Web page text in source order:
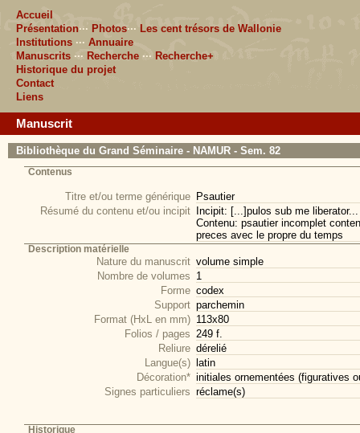
Accueil
Présentation··· Photos··· Les cent trésors de Wallonie
Institutions ··· Annuaire
Manuscrits ··· Recherche ··· Recherche+
Historique du projet
Contact
Liens
Manuscrit
Bibliothèque du Grand Séminaire - NAMUR - Sem. 82
Contenus
Titre et/ou terme générique Psautier
Résumé du contenu et/ou incipit
Incipit: [...]pulos sub me
Contenu: psautier incomplet
preces avec le propre du temps
Description matérielle
Nature du manuscrit volume simple
Nombre de volumes 1
Forme codex
Support parchemin
Format (HxL en mm) 113x80
Folios / pages 249 f.
Reliure dérelié
Langue(s)
latin
Décoration* initiales ornementées (figuratives
Signes particuliers réclame(s)
Historique